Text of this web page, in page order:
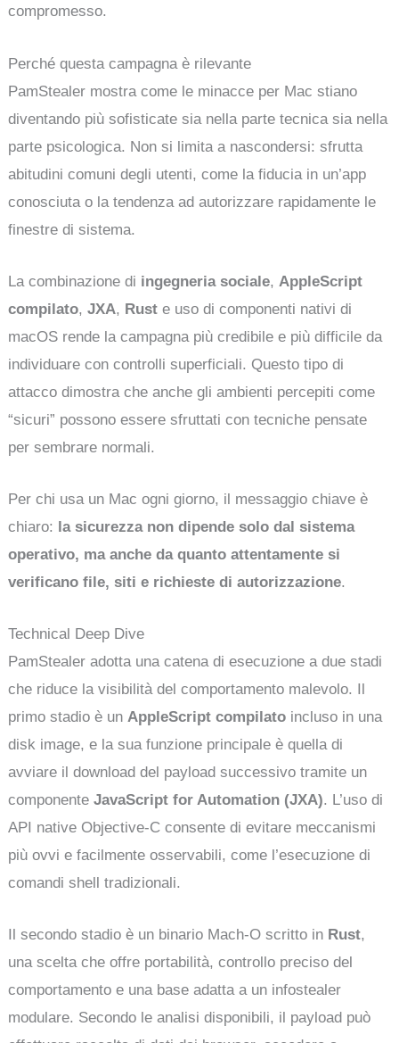
compromesso.
Perché questa campagna è rilevante
PamStealer mostra come le minacce per Mac stiano
diventando più sofisticate sia nella parte tecnica sia nella
parte psicologica. Non si limita a nascondersi: sfrutta
abitudini comuni degli utenti, come la fiducia in un’app
conosciuta o la tendenza ad autorizzare rapidamente le
finestre di sistema.
La combinazione di ingegneria sociale, AppleScript
compilato,JXA, Rust e uso di componenti nativi di
macOS rende la campagna più credibile e più difficile da
individuare con controlli superficiali. Questo tipo di
attacco dimostra che anche gli ambienti percepiti come
“sicuri” possono essere sfruttati con tecniche pensate
per sembrare normali.
Per chi usa un Mac ogni giorno, il messaggio chiave è
chiaro: la sicurezza non dipende solo dal sistema
operativo, ma anche da quanto attentamente si
verificano file, siti e richieste di autorizzazione.
Technical Deep Dive
PamStealer adotta una catena di esecuzione a due stadi
che riduce la visibilità del comportamento malevolo. Il
primo stadio è unAppleScript compilato incluso in una
disk image, e la sua funzione principale è quella di
avviare il download del payload successivo tramite un
componenteJavaScript for Automation (JXA). L’uso di
API native Objective-C consente di evitare meccanismi
più ovvi e facilmente osservabili, come l’esecuzione di
comandi shell tradizionali.
Il secondo stadio è un binario Mach-O scritto in Rust,
una scelta che offre portabilità, controllo preciso del
comportamento e una base adatta a un infostealer
modulare. Secondo le analisi disponibili, il payload può